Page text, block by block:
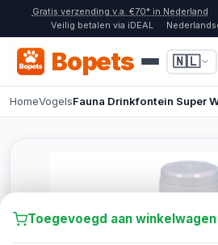
Gratis verzending v.a. €70* in Nederland
Veilig betalen via iDEAL
Bopets 🇳🇱
HomeVogelsFauna Drinkfontein Super
Toegevoegd aan winkelwagen